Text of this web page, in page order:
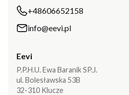
+48606652158
info@eevi.pl
Eevi
P.P.H.U. Ewa Baranik SP.J.
ul. Bolesławska 53B
32-310 Klucze